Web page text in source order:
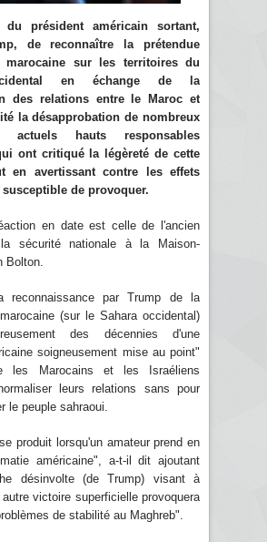
président américain sortant,
de reconnaître la prétendue
marocaine sur les territoires du
en échange de la
des relations entre le Maroc et
la désapprobation de nombreux
actuels hauts responsables
ont critiqué la légèreté de cette
en avertissant contre les effets
de provoquer.
en date est celle de l'ancien
sécurité nationale à la Maison-
Bolton.
reconnaissance par Trump de la
(sur le Sahara occidental)
des décennies d'une
soigneusement mise au point"
les Marocains et les Israéliens
leurs relations sans pour
le peuple sahraoui.
produit lorsqu'un amateur prend en
américaine", a-t-il dit ajoutant
désinvolte (de Trump) visant à
victoire superficielle provoquera
de stabilité au Maghreb".